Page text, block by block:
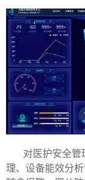
对医护安全管
理、设备能效分